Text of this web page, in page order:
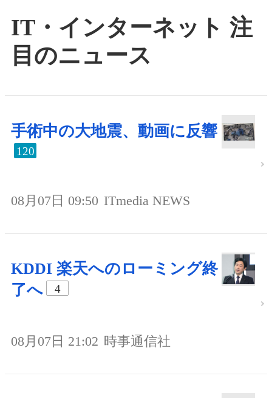
IT・インターネット 注
目のニュース
手術中の大地震、動画に反響
120
08月07日 09:50 ITmedia NEWS
KDDI 楽天へのローミング終
了へ
4
08月07日 21:02 時事通信社